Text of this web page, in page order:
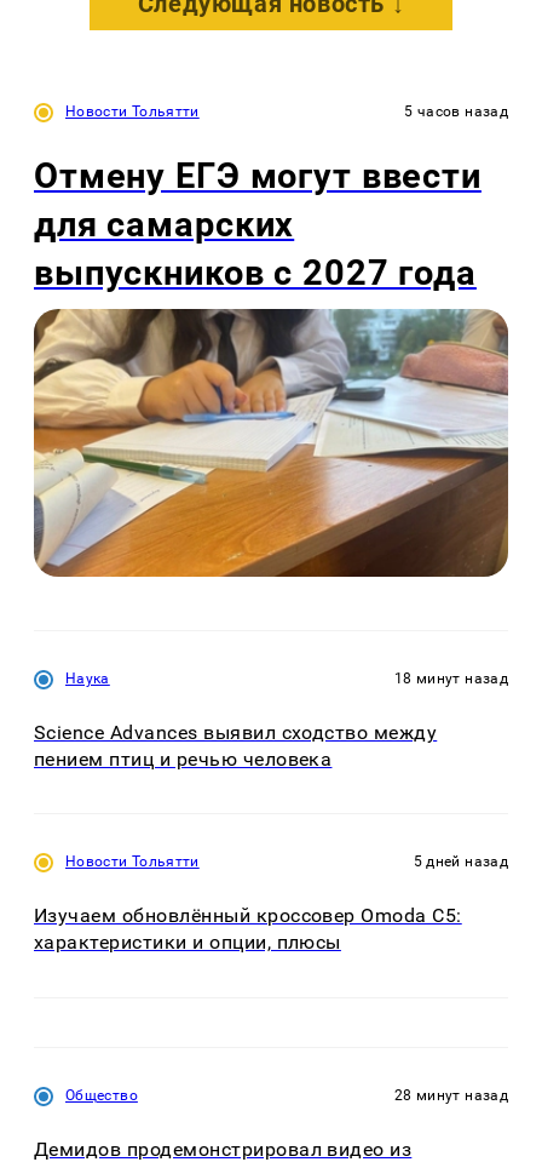
Новости Тольятти 5 часов назад
Отмену ЕГЭ могут ввести
для самарских
выпускников с 2027 года
Наука 18 минут назад
Science Advances выявил сходство между
пением птиц и речью человека
Новости Тольятти 5 дней назад
Изучаем обновлённый кроссовер Omoda C5:
характеристики и опции, плюсы
Общество 28 минут назад
Демидов продемонстрировал видео из